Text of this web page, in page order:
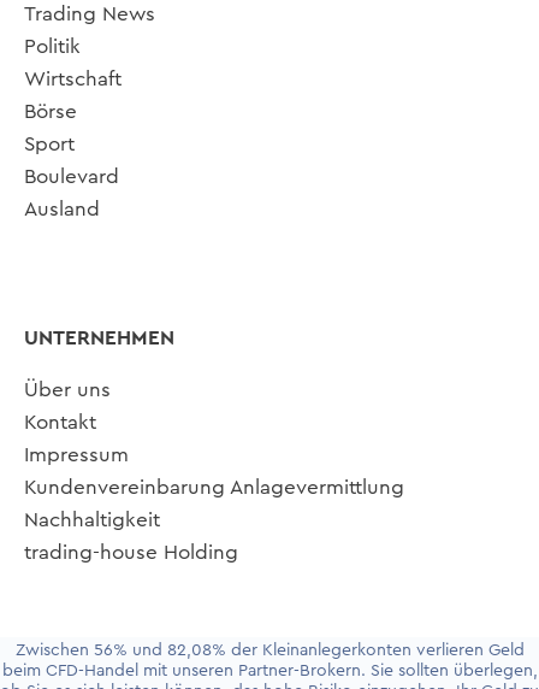
Zwischen 56% und 82,08% der Kleinanlegerkonten verlieren Geld
beim CFD-Handel mit unseren Partner-Brokern. Sie sollten überlegen,
Trading News
Politik
Wirtschaft
Börse
Sport
Boulevard
Ausland
UNTERNEHMEN
Über uns
Kontakt
Impressum
Kundenvereinbarung Anlagevermittlung
Nachhaltigkeit
trading-house Holding